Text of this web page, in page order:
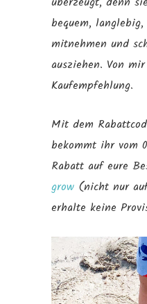
bequem,
mitnehmen und
ausziehen. Von
Kaufempfehlung.
Mit dem
bekommt ihr vom
Rabatt auf eure
grow (nicht nur
erhalte keine